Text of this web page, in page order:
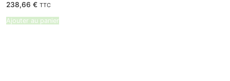
238,66 € TTC
Ajouter au panier